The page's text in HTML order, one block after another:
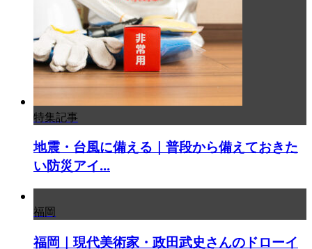
特集記事
地震・台風に備える｜普段から備えておきた
い防災アイ...
福岡
福岡｜現代美術家・政田武史さんのドローイ